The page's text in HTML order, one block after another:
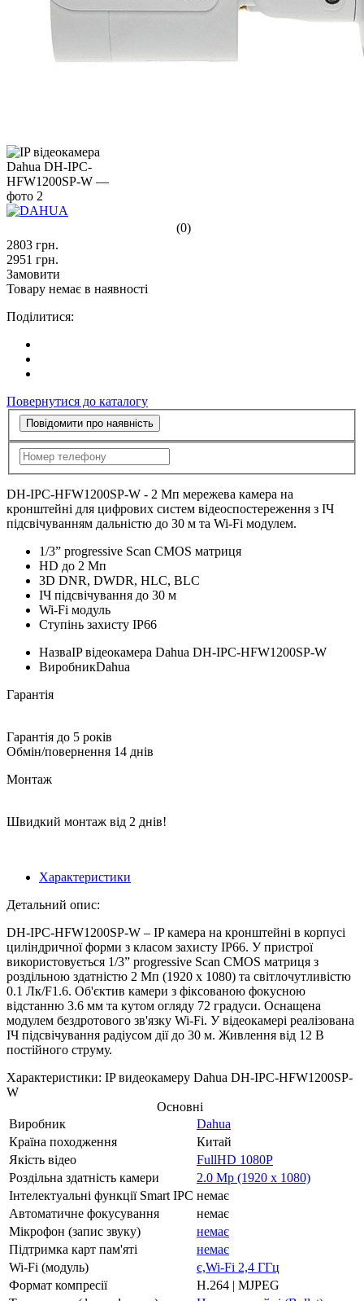
(0)
2803 грн.
2951 грн.
Замовити
Товару немає в наявності
Поділитися:
Повернутися до каталогу
Повідомити про наявність
DH-IPC-HFW1200SP-W - 2 Мп мережева камера на
кронштейні для цифрових систем відеоспостереження з ІЧ
підсвічуванням дальністю до 30 м та Wi-Fi модулем.
1/3” progressive Scan CMOS матриця
HD до 2 Мп
3D DNR, DWDR, HLC, BLC
ІЧ підсвічування до 30 м
Wi-Fi модуль
Ступінь захисту IP66
НазваIP відеокамера Dahua DH-IPC-HFW1200SP-W
ВиробникDahua
Гарантія
Гарантія до 5 років
Обмін/повернення 14 днів
Монтаж
Швидкий монтаж від 2 днів!
Характеристики
Детальний опис:
DH-IPC-HFW1200SP-W – IP камера на кронштейні в корпусі
циліндричної форми з класом захисту IP66. У пристрої
використовується 1/3” progressive Scan CMOS матриця з
роздільною здатністю 2 Мп (1920 х 1080) та світлочутливістю
0.1 Лк/F1.6. Об'єктив камери з фіксованою фокусною
відстанню 3.6 мм та кутом огляду 72 градуси. Оснащена
модулем бездротового зв'язку Wi-Fi. У відеокамері реалізована
ІЧ підсвічування радіусом дії до 30 м. Живлення від 12 В
постійного струму.
Характеристики: IP видеокамеру Dahua DH-IPC-HFW1200SP-
W
Основні
Виробник
Dahua
Країна походження
Китай
Якість відео
FullHD 1080P
Роздільна здатність камери
2.0 Mp (1920 x 1080)
Інтелектуальні функції Smart IPC немає
Автоматичне фокусування
немає
Мікрофон (запис звуку)
немає
Підтримка карт пам'яті
немає
Wi-Fi (модуль)
є,Wi-Fi 2,4 ГГц
Формат компресії
H.264 | MJPEG